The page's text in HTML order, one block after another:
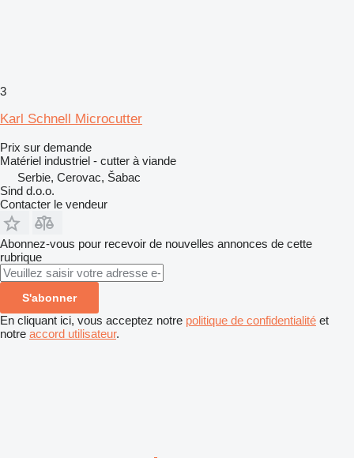
3
Karl Schnell Microcutter
Prix sur demande
Matériel industriel - cutter à viande
Serbie, Cerovac, Šabac
Sind d.o.o.
Contacter le vendeur
Abonnez-vous pour recevoir de nouvelles annonces de cette
rubrique
S'abonner
En cliquant ici, vous acceptez notre politique de confidentialité et
notre accord utilisateur.